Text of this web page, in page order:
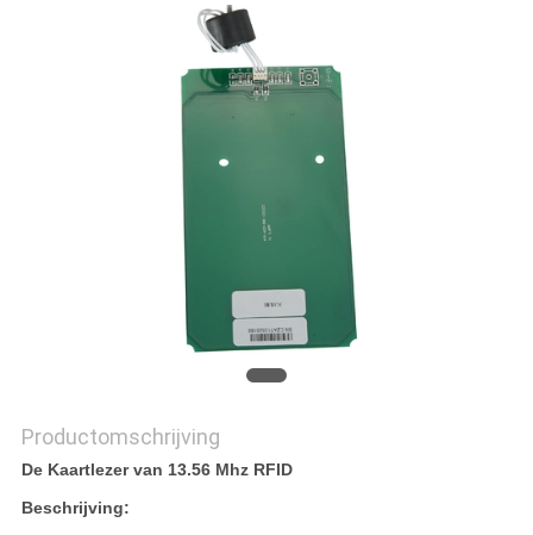
Productomschrijving
De Kaartlezer van 13.56 Mhz RFID
Beschrijving: